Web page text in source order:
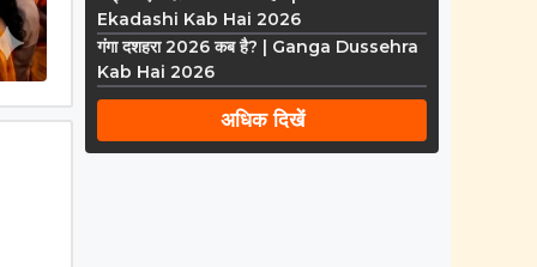
Ekadashi Kab Hai 2026
गंगा दशहरा 2026 कब है? | Ganga Dussehra
Kab Hai 2026
अधिक दिखें